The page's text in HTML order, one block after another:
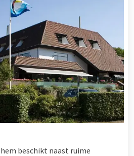
beschikt naast ruime